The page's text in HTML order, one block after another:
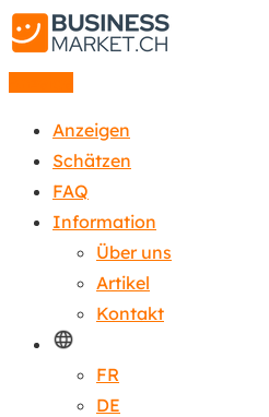
Anzeigen
Schätzen
FAQ
Information
Über uns
Artikel
Kontakt
FR
DE